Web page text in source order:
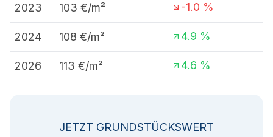
2023 103 €/m² -1.0 %
2024 108 €/m² 4.9 %
2026 113 €/m² 4.6 %
JETZT GRUNDSTÜCKSWERT